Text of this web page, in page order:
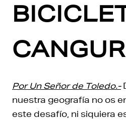
Por Un Señor de Toledo.-
nuestra geografía no os
este desafío, ni siquiera